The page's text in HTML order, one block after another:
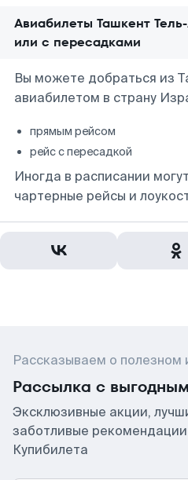
Авиабилеты Ташкент
или с пересадками
Вы можете добраться из
авиабилетом в страну
прямым рейсом
рейс с пересадкой
Иногда в расписании
чартерные рейсы и
Рассказываем о полезном
Рассылка с
Эксклюзивные акции,
заботливые рекомендации
Купибилета